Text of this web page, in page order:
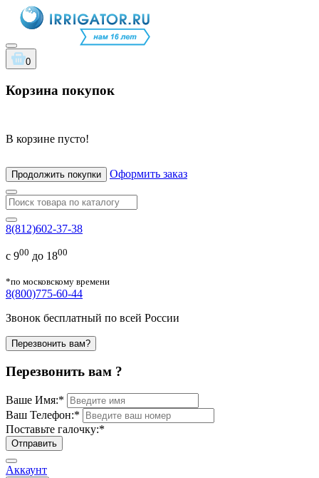
0
Корзина покупок
В корзине пусто!
Продолжить покупки Оформить заказ
8(812)602-37-38
с 900 до 1800
*по московскому времени
8(800)775-60-44
Звонок бесплатный по всей России
Перезвонить вам?
Перезвонить вам ?
Ваше Имя:*
Ваш Телефон:*
Поставьте галочку:*
Отправить
Аккаунт